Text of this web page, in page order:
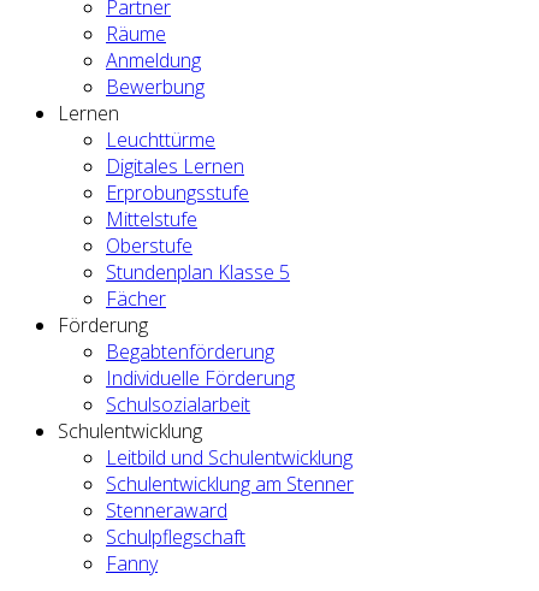
Partner
Räume
Anmeldung
Bewerbung
Lernen
Leuchttürme
Digitales Lernen
Erprobungsstufe
Mittelstufe
Oberstufe
Stundenplan Klasse 5
Fächer
Förderung
Begabtenförderung
Individuelle Förderung
Schulsozialarbeit
Schulentwicklung
Leitbild und Schulentwicklung
Schulentwicklung am Stenner
Stenneraward
Schulpflegschaft
Fanny